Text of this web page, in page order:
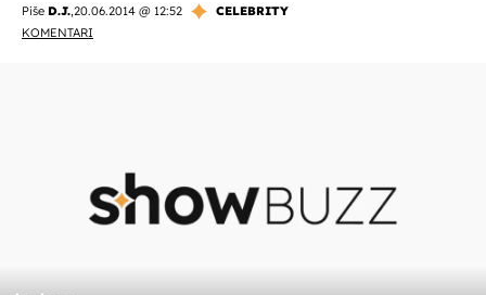
Piše D.J.,20.06.2014 @ 12:52
CELEBRITY
KOMENTARI